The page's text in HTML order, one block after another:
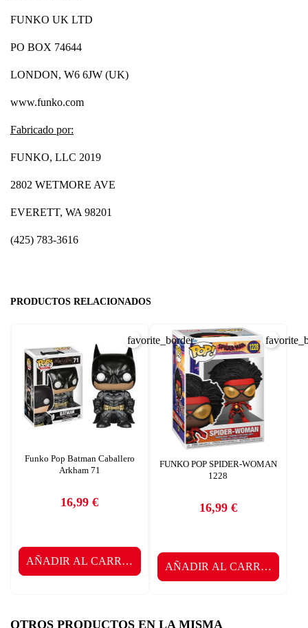
FUNKO UK LTD
PO BOX 74644
LONDON, W6 6JW (UK)
www.funko.com
Fabricado por:
FUNKO, LLC 2019
2802 WETMORE AVE
EVERETT, WA 98201
(425) 783-3616
PRODUCTOS RELACIONADOS
Funko Pop Batman Caballero
Arkham 71
Precio
16,99 €
AÑADIR AL CARRITO
favorite_border
FUNKO POP SPIDER-WOMAN
1228
Precio
16,99 €
AÑADIR AL CARRITO
OTROS PRODUCTOS EN LA MISMA